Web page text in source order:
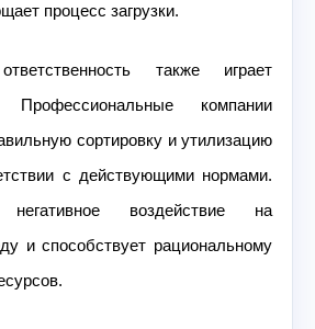
процесс загрузки.
также играет
компании
сортировку и утилизацию
с действующими нормами.
воздействие на
и способствует рациональному